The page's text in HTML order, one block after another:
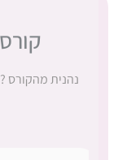
נהנית מהקורס ?